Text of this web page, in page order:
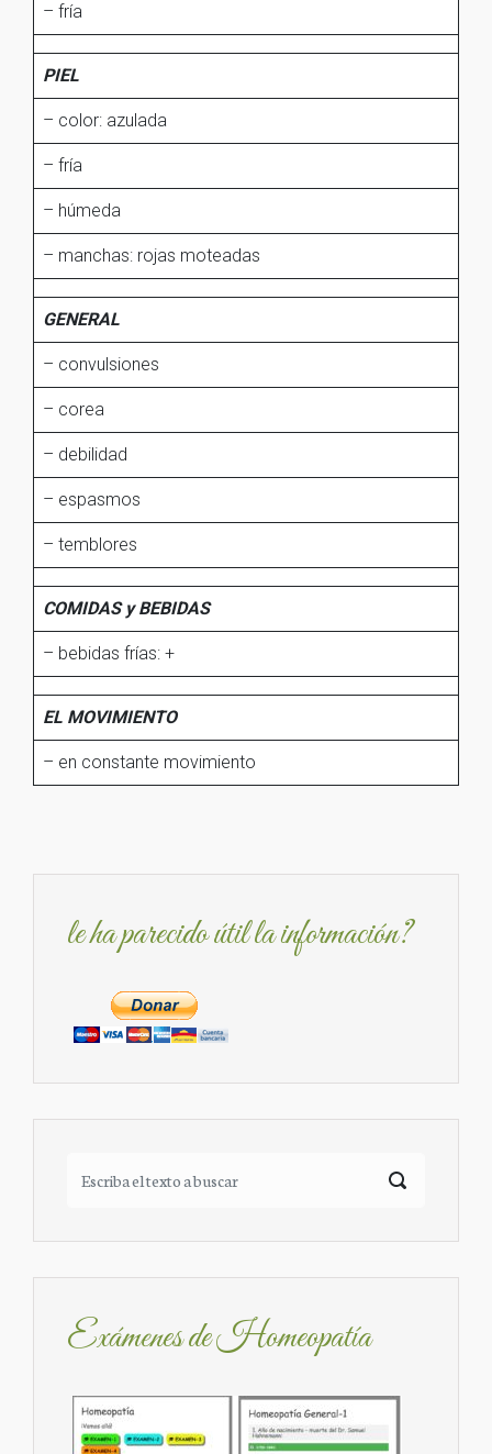
– fría
PIEL
– color: azulada
– fría
– húmeda
– manchas: rojas moteadas
GENERAL
– convulsiones
– corea
– debilidad
– espasmos
– temblores
COMIDAS y BEBIDAS
– bebidas frías: +
EL MOVIMIENTO
– en constante movimiento
le ha parecido útil la información?
Exámenes de Homeopatía